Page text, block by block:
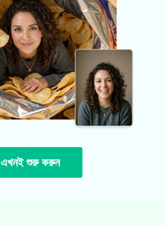
এখনই শুরু করুন